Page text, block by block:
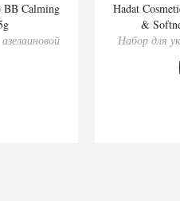
BB Calming
Hadat
&
Набор для